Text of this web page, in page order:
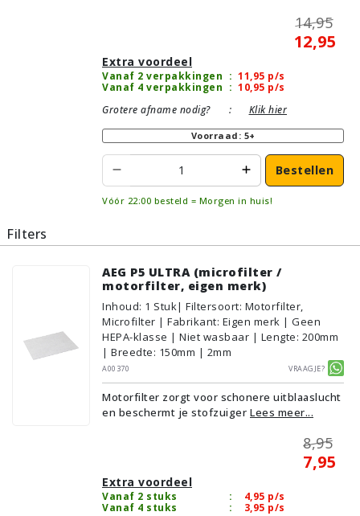
14,95
12,95
Extra voordeel
Vanaf 2 verpakkingen : 11,95 p/s
Vanaf 4 verpakkingen : 10,95 p/s
Grotere afname nodig?
: Klik hier
Voorraad: 5+
Bestellen
Vóór 22:00 besteld = Morgen in huis!
Filters
AEG P5 ULTRA (microfilter /
motorfilter, eigen merk)
Inhoud: 1 Stuk| Filtersoort: Motorfilter,
Microfilter | Fabrikant: Eigen merk | Geen
HEPA-klasse | Niet wasbaar | Lengte: 200mm
| Breedte: 150mm | 2mm
A00370
Vraagje?
Motorfilter zorgt voor schonere uitblaaslucht
en beschermt je stofzuiger Lees meer...
8,95
7,95
Extra voordeel
Vanaf 2 stuks : 4,95 p/s
Vanaf 4 stuks
: 3,95 p/s